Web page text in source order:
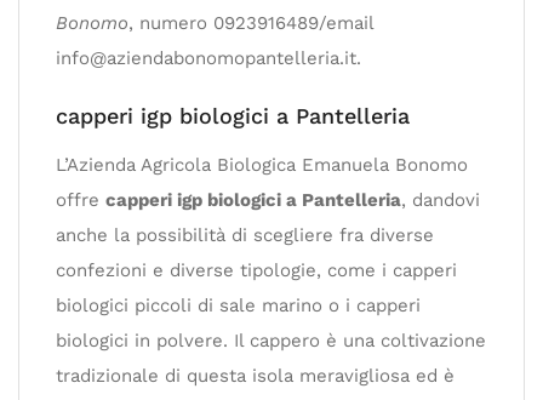
Bonomo, numero 0923916489/email
info@aziendabonomopantelleria.it.
capperi igp biologici a Pantelleria
L’Azienda Agricola Biologica Emanuela Bonomo
offre capperi igp biologici a Pantelleria, dandovi
anche la possibilità di scegliere fra diverse
confezioni e diverse tipologie, come i capperi
biologici piccoli di sale marino o i capperi
biologici in polvere. Il cappero è una coltivazione
tradizionale di questa isola meravigliosa ed è